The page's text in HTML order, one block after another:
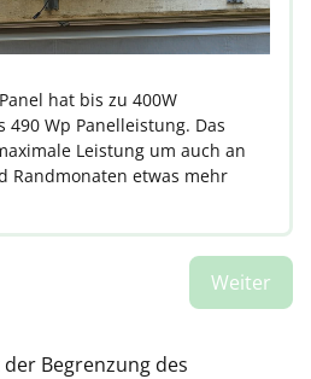
hat bis zu 400W
Wp Panelleistung. Das
Leistung um auch an
Randmonaten etwas mehr
Begrenzung des